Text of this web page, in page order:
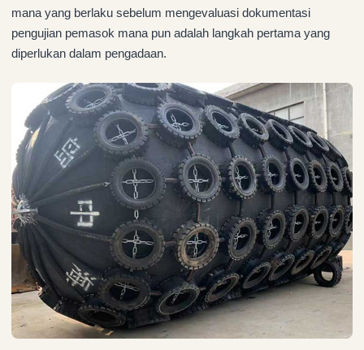
mana yang berlaku sebelum mengevaluasi dokumentasi
pengujian pemasok mana pun adalah langkah pertama yang
diperlukan dalam pengadaan.